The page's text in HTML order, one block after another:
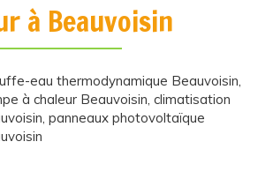
à Beauvoisin
eau thermodynamique Beauvoisin,
à chaleur Beauvoisin, climatisation
, panneaux photovoltaïque